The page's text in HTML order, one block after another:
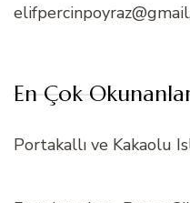
En Çok
Portakallı ve Kakaolu